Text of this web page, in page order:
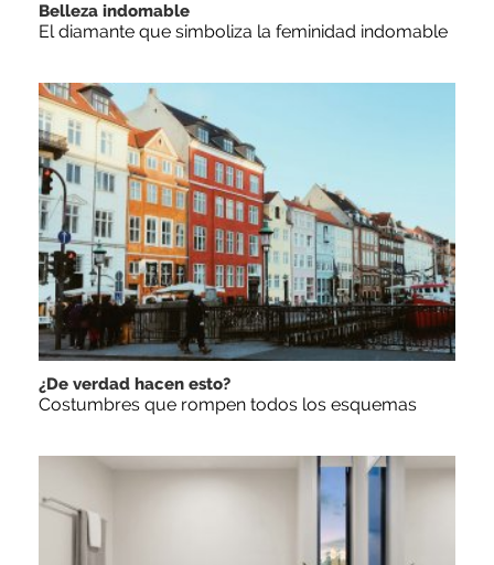
Belleza indomable
El diamante que simboliza la feminidad indomable
¿De verdad hacen esto?
Costumbres que rompen todos los esquemas